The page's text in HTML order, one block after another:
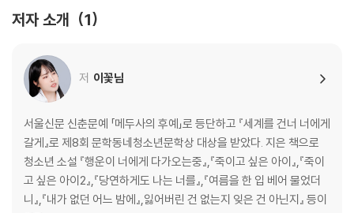
14. 엄청난 일을 해 줄 동생에게
16. 은유에게
17. 과거에게
18. 미래의 은유에게
19. 이름 똑같은 ‘언니’에게
20. 고통과 시련을 준 은유에게
21. 정말정말 미안한 언니에게
22. 굳게 믿는 동생에게
23. 즐거운 하루를 보내고 있을 언니에게
저자 소개 1
저 이꽃님
서울신문 신춘문예 「메두사의 후예」로 등단하고 『세계를 건너 너에게
갈게』로 제8회 문학동네청소년문학상 대상을 받았다. 지은 책으로
청소년 소설 『행운이 너에게 다가오는중』,『죽이고 싶은 아이』,『죽이
고 싶은 아이2』,『당연하게도 나는 너를』,『여름을 한 입 베어 물었더
니』,『내가 없던 어느 밤에』,잃어버린 건 없는지 잊은 건 아닌지』 등이